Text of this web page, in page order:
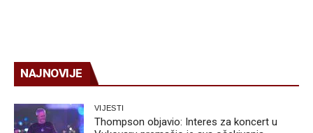
NAJNOVIJE
VIJESTI
Thompson objavio: Interes za koncert u